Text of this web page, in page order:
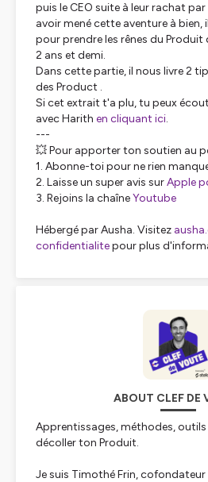
puis le CEO suite à leur rachat
avoir mené cette aventure à bien,
pour prendre les rênes du
2 ans et demi.
Dans cette partie, il nous livre 2
des Product .
Si cet extrait t'a plu, tu peux
avec Harith en cliquant ici.
---
💥 Pour apporter ton soutien au
1. Abonne-toi pour ne rien
2. Laisse un super avis surApple
3. Rejoins la chaîneYoutube
Hébergé par Ausha. Visitez
confidentialitepour plus
ABOUT CLEF DE
Apprentissages, méthodes,
décoller ton Produit.
Je suis Timothé Frin, cofondateur